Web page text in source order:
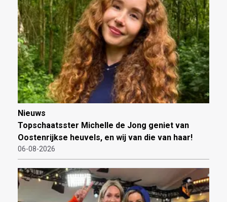
Nieuws
Topschaatsster Michelle de Jong geniet van
Oostenrijkse heuvels, en wij van die van haar!
06-08-2026